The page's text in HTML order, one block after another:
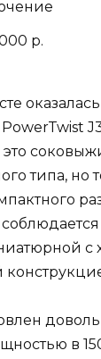
р.
типа, но
с
в